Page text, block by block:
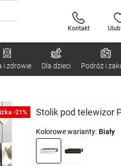
Kontakt
i zdrowie Dla dzieci Podróż i
-21% Stolik pod telewizor
Kolorowe warianty: Biały